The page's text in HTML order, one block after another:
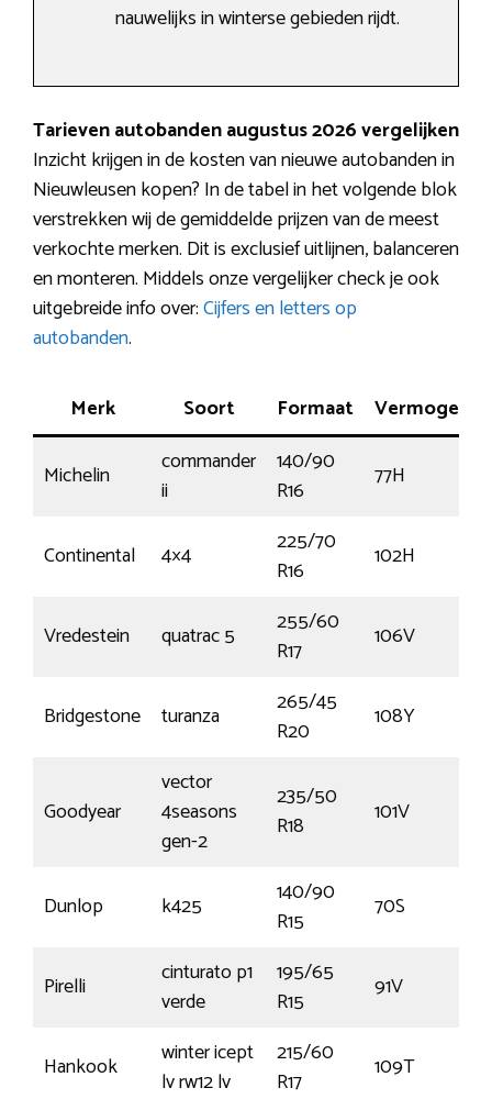
nauwelijks in winterse gebieden rijdt.
Tarieven autobanden augustus 2026 vergelijken
Inzicht krijgen in de kosten van nieuwe autobanden in
Nieuwleusen kopen? In de tabel in het volgende blok
verstrekken wij de gemiddelde prijzen van de meest
verkochte merken. Dit is exclusief uitlijnen, balanceren
en monteren. Middels onze vergelijker check je ook
uitgebreide info over:Cijfers en letters op
autobanden.
Merk Soort Formaat Vermogen
Michelin
commander
ii
140/90
R16
77H
Continental 4×4
225/70
R16
102H
Vredestein quatrac 5
255/60
R17
106V
Bridgestone turanza
265/45
R20
108Y
Goodyear
vector
4seasons
gen-2
235/50
R18
101V
Dunlop k425
140/90
R15
70S
Pirelli
cinturato p1
verde
195/65
R15
91V
Hankook
winter icept
lv rw12 lv
215/60
R17
109T